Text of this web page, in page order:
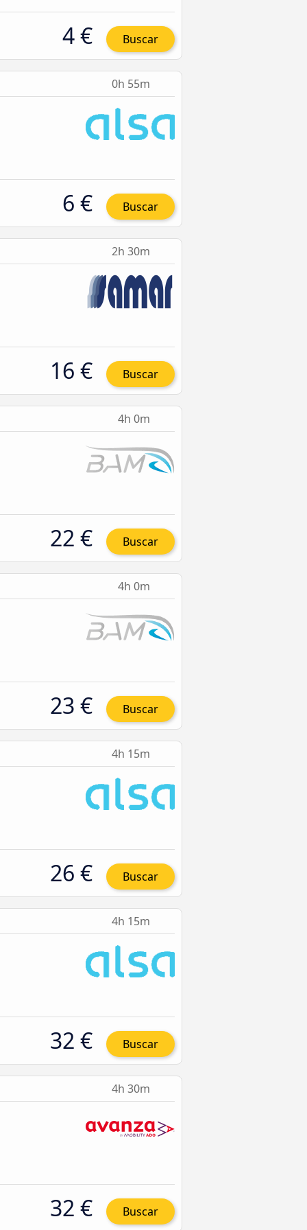
4 € Buscar
0h 55m
6 € Buscar
2h 30m
16 € Buscar
4h 0m
22 € Buscar
4h 0m
23 € Buscar
4h 15m
26 € Buscar
4h 15m
32 € Buscar
4h 30m
32 € Buscar